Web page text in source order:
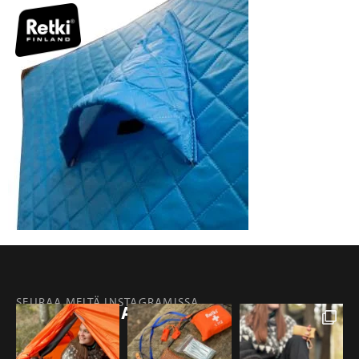
SEURAA MEITÄ INSTAGRAMISSA
@RETKIFINLAND